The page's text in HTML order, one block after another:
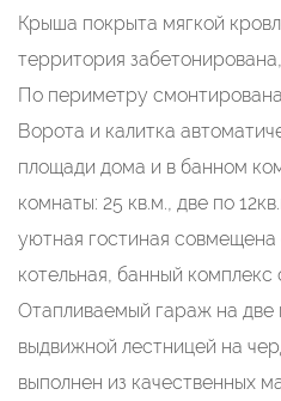
Крыша покрыта мягкой
территория
По периметру
Ворота и калитка
площади дома и в банном
комнаты: 25 кв.м., две по
уютная гостиная совмещена
котельная, банный
Отапливаемый гараж на
выдвижной лестницей на
выполнен из качественных